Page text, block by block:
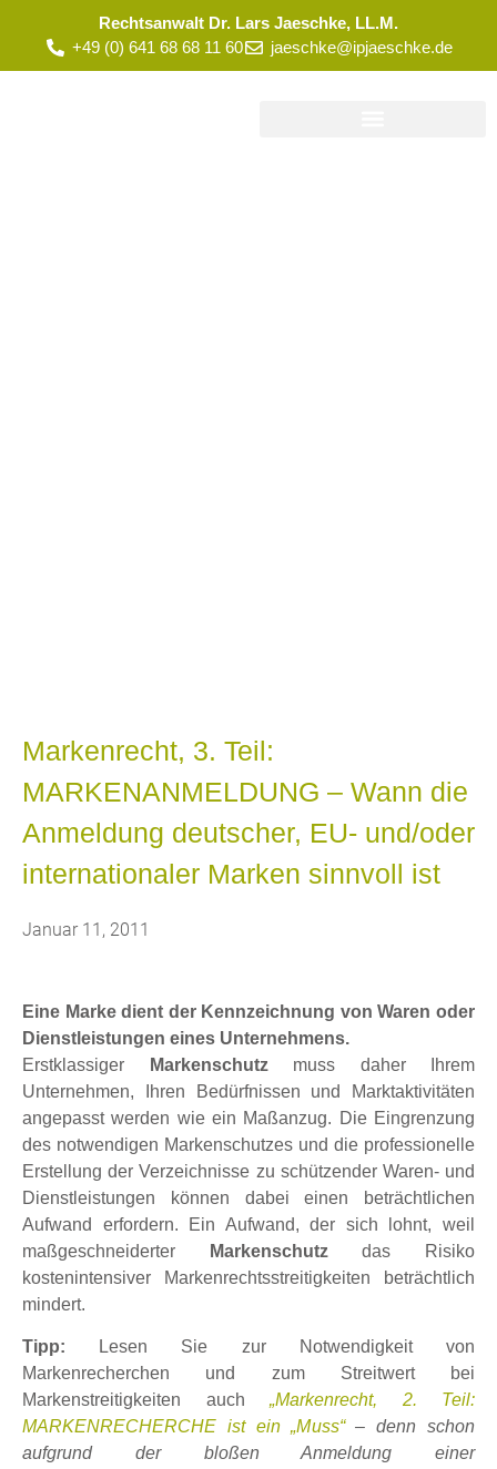
Rechtsanwalt Dr. Lars Jaeschke, LL.M.
+49 (0) 641 68 68 11 60
jaeschke@ipjaeschke.de
Markenrecht, 3. Teil:
MARKENANMELDUNG – Wann die
Anmeldung deutscher, EU- und/oder
internationaler Marken sinnvoll ist
Januar 11, 2011
Eine Marke dient der Kennzeichnung von Waren oder
Dienstleistungen eines Unternehmens.
Erstklassiger
Markenschutzmuss daher Ihrem
Unternehmen, Ihren Bedürfnissen und Marktaktivitäten
angepasst werden wie ein Maßanzug. Die Eingrenzung
des notwendigen Markenschutzes und die professionelle
Erstellung der Verzeichnisse zu schützender Waren- und
Dienstleistungen können dabei einen beträchtlichen
Aufwand erfordern. Ein Aufwand, der sich lohnt, weil
maßgeschneiderter
Markenschutzdas Risiko
kostenintensiver Markenrechtsstreitigkeiten beträchtlich
mindert.
Tipp: Lesen Sie zur Notwendigkeit von
Markenrecherchen und zum Streitwert bei
Markenstreitigkeiten auch „Markenrecht, 2. Teil:
MARKENRECHERCHE ist ein „Muss“– denn schon
aufgrund der bloßen Anmeldung einer